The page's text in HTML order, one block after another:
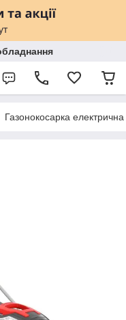
Газонокосарка